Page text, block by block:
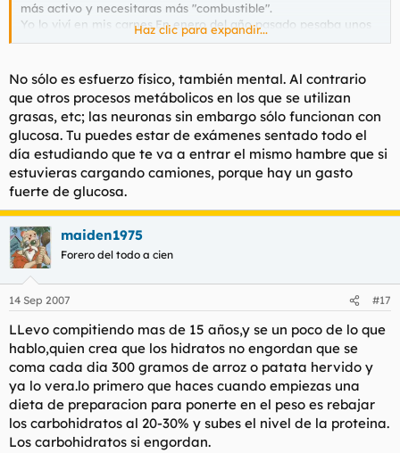
más activo y necesitaras más "combustible".
Yo lo viví en mis carnes.En enero del año pasado pesaba unos
87 kilos aprox., reduje el tamaño de las raciones de la comida
sensación de hambre) y curré mucho y no paré quieto.Total
que llegado septiembre pesaba 73 kilos...
La clave está en estar activo para quemar.Nada más.
Denny Crane
Haz clic para expandir...
No sólo es esfuerzo físico, también mental. Al contrario
que otros procesos metábolicos en los que se utilizan
grasas, etc; las neuronas sin embargo sólo funcionan con
glucosa. Tu puedes estar de exámenes sentado todo el
día estudiando que te va a entrar el mismo hambre que si
estuvieras cargando camiones, porque hay un gasto
fuerte de glucosa.
maiden1975
Forero del todo a cien
14 Sep 2007 #17
LLevo compitiendo mas de 15 años,y se un poco de lo que
hablo,quien crea que los hidratos no engordan que se
coma cada dia 300 gramos de arroz o patata hervido y
ya lo vera.lo primero que haces cuando empiezas una
dieta de preparacion para ponerte en el peso es rebajar
los carbohidratos al 20-30% y subes el nivel de la proteina.
Los carbohidratos si engordan.